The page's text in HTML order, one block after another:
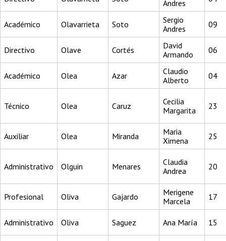
Andres
Académico Olavarrieta Soto
Sergio
Andres
09
Directivo Olave Cortés
David
Armando
06
Académico Olea Azar
Claudio
Alberto
04
Técnico Olea Caruz
Cecilia
Margarita
23
Auxiliar Olea Miranda
Maria
Ximena
25
Administrativo Olguin Menares
Claudia
Andrea
20
Profesional Oliva Gajardo
Merigene
Marcela
17
Administrativo Oliva Saguez Ana María 15